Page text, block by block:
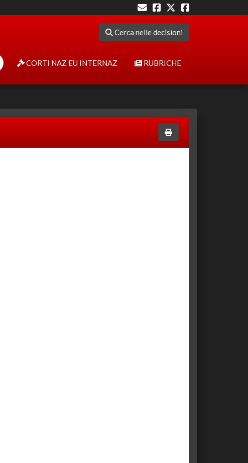
Cerca nelle decisioni
CORTI NAZ EU INTERNAZ RUBRICHE